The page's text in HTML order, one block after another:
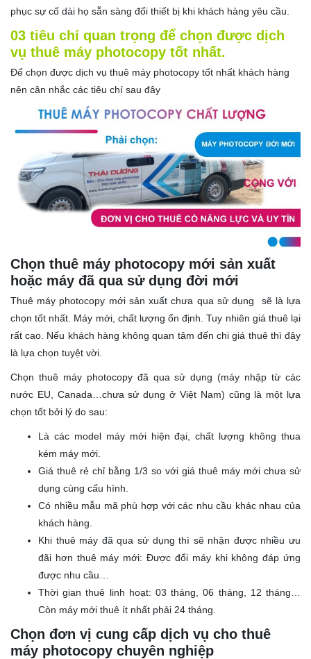
phục sự cố dài họ sẵn sàng đổi thiết bị khi khách hàng yêu cầu.
03 tiêu chí quan trọng để chọn được dịch
vụ thuê máy photocopy tốt nhất.
Để chọn được dịch vụ thuê máy photocopy tốt nhất khách hàng
nên cân nhắc các tiêu chí sau đây
Chọn thuê máy photocopy mới sản xuất
hoặc máy đã qua sử dụng đời mới
Thuê máy photocopy mới sản xuất chưa qua sử dụng sẽ là lựa
chọn tốt nhất. Máy mới, chất lượng ổn định. Tuy nhiên giá thuê lại
rất cao. Nếu khách hàng không quan tâm đến chi giá thuê thì đây
là lựa chọn tuyệt vời.
Chọn thuê máy photocopy đã qua sử dụng (máy nhập từ các
nước EU, Canada…chưa sử dụng ở Việt Nam) cũng là một lựa
chọn tốt bởi lý do sau:
Là các model máy mới hiện đại, chất lượng không thua
kém máy mới.
Giá thuê rẻ chỉ bằng 1/3 so với giá thuê máy mới chưa sử
dụng cùng cấu hình.
Có nhiều mẫu mã phù hợp với các nhu cầu khác nhau của
khách hàng.
Khi thuê máy đã qua sử dụng thì sẽ nhận được nhiều ưu
đãi hơn thuê máy mới: Được đổi máy khi không đáp ứng
được nhu cầu…
Thời gian thuê linh hoạt: 03 tháng, 06 tháng, 12 tháng…
Còn máy mới thuê ít nhất phải 24 tháng.
Chọn đơn vị cung cấp dịch vụ cho thuê
máy photocopy chuyên nghiệp